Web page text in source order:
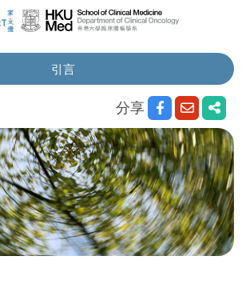
而行。
這愛。
啦！
引言
分享